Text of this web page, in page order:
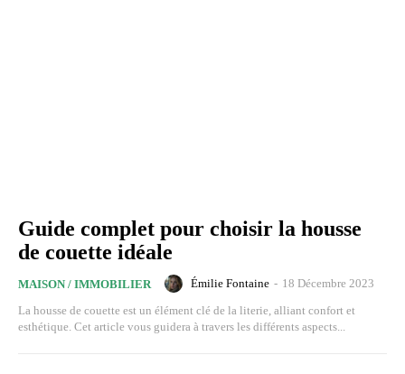
Guide complet pour choisir la housse
de couette idéale
MAISON / IMMOBILIER Émilie Fontaine - 18 Décembre 2023
La housse de couette est un élément clé de la literie, alliant confort et
esthétique. Cet article vous guidera à travers les différents aspects...